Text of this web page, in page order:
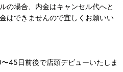
の場合、内金はキャンセル代へと
はできませんので宜しくお願いい
45日前後で店頭デビューいたしま